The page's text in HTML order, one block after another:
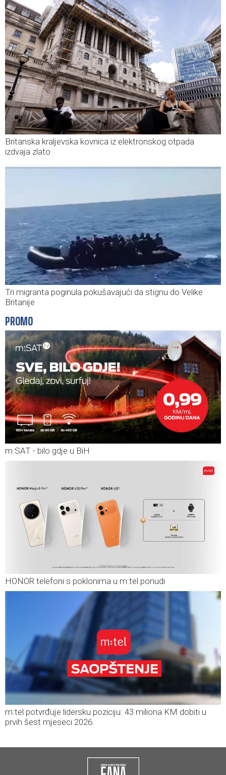
Britanska kraljevska kovnica iz elektronskog otpada
izdvaja zlato
Tri migranta poginula pokušavajući da stignu do Velike
Britanije
PROMO
m:SAT - bilo gdje u BiH
HONOR telefoni s poklonima u m:tel ponudi
m:tel potvrđuje lidersku poziciju: 43 miliona KM dobiti u
prvih šest mjeseci 2026.